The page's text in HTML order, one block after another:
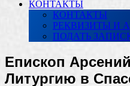
КОНТАКТЫ
КОНТАКТЫ
РЕКВИЗИТЫ И
ПОДАТЬ
Епископ
Литургию в